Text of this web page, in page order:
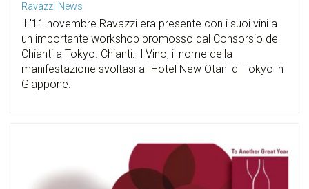
Ravazzi News
L'11 novembre Ravazzi era presente con i suoi vini a
un importante workshop promosso dal Consorsio del
Chianti a Tokyo. Chianti: Il Vino, il nome della
manifestazione svoltasi all'Hotel New Otani di Tokyo in
Giappone.